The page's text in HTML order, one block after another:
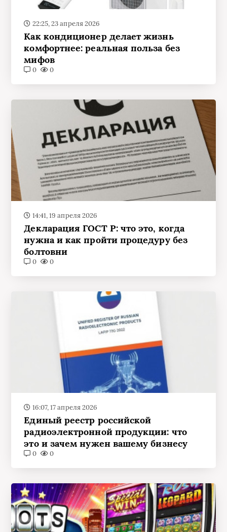
22:25, 23 апреля 2026
Как кондиционер делает жизнь
комфортнее: реальная польза без
мифов
0 0
14:41, 19 апреля 2026
Декларация ГОСТ Р: что это, когда
нужна и как пройти процедуру без
болтовни
0 0
16:07, 17 апреля 2026
Единый реестр российской
радиоэлектронной продукции: что
это и зачем нужен вашему бизнесу
0 0